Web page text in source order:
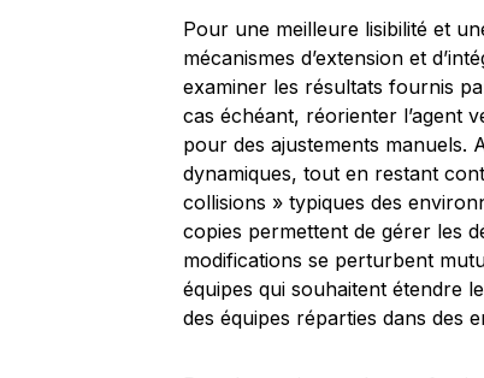
Pour une meilleure lisibilité et
mécanismes d’extension et
examiner les résultats fournis
cas échéant, réorienter l’agent
pour des ajustements manuels.
dynamiques, tout en restant
collisions » typiques des
copies permettent de gérer les
modifications se perturbent
équipes qui souhaitent étendre
des équipes réparties dans des